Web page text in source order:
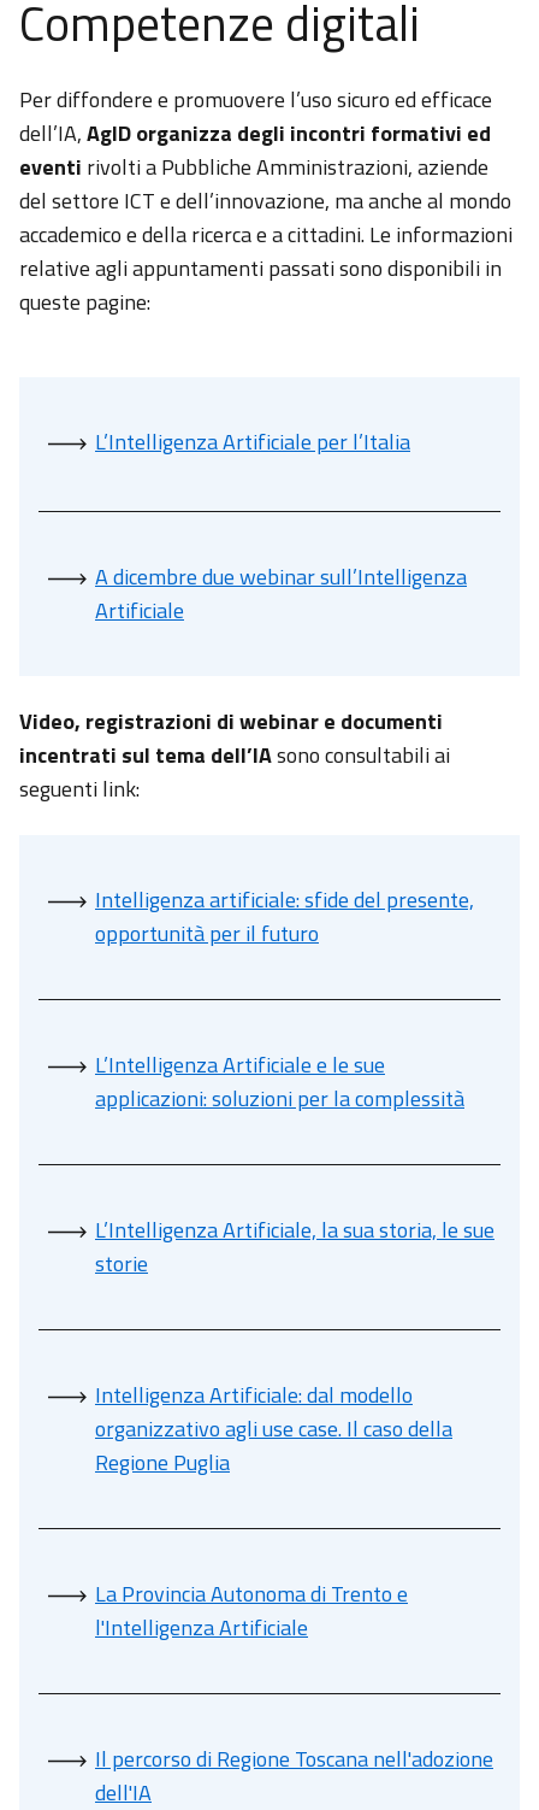
Competenze digitali
Per diffondere e promuovere l’uso sicuro ed efficace
dell’IA,AgID organizza degli incontri formativi ed
eventi rivolti a Pubbliche Amministrazioni, aziende
del settore ICT e dell’innovazione, ma anche al mondo
accademico e della ricerca e a cittadini. Le informazioni
relative agli appuntamenti passati sono disponibili in
queste pagine:
L’Intelligenza Artificiale per l’Italia
A dicembre due webinar sull’Intelligenza
Artificiale
Video, registrazioni di webinar e documenti
incentrati sul tema dell’IAsono consultabili ai
seguenti link:
Intelligenza artificiale: sfide del presente,
opportunità per il futuro
L’Intelligenza Artificiale e le sue
applicazioni: soluzioni per la complessità
L’Intelligenza Artificiale, la sua storia, le sue
storie
Intelligenza Artificiale: dal modello
organizzativo agli use case. Il caso della
Regione Puglia
La Provincia Autonoma di Trento e
l'Intelligenza Artificiale
Il percorso di Regione Toscananell'adozione
dell'IA